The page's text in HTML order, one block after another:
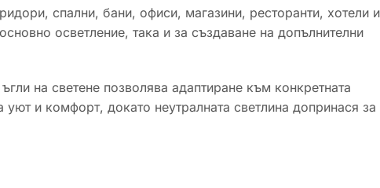
спални, бани, офиси, магазини, ресторанти, хотели и
осветление, така и за създаване на допълнителни
на светене позволява адаптиране към конкретната
и комфорт, докато неутралната светлина допринася за